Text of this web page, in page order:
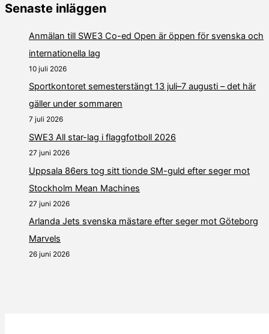
Senaste inläggen
Anmälan till SWE3 Co-ed Open är öppen för svenska och
internationella lag
10 juli 2026
Sportkontoret semesterstängt 13 juli–7 augusti – det här
gäller under sommaren
7 juli 2026
SWE3 All star-lag i flaggfotboll 2026
27 juni 2026
Uppsala 86ers tog sitt tionde SM-guld efter seger mot
Stockholm Mean Machines
27 juni 2026
Arlanda Jets svenska mästare efter seger mot Göteborg
Marvels
26 juni 2026